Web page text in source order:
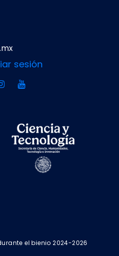
sesión
el bienio 2024-2026